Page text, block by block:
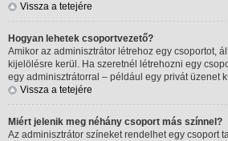
Vissza a tetejére
Hogyan lehetek csoportvezető?
Amikor az adminisztrátor létrehoz egy csoportot,
kijelölésre kerül. Ha szeretnél létrehozni egy
egy adminisztrátorral – például egy privát üzenet
Vissza a tetejére
Miért jelenik meg néhány csoport más színnel?
Az adminisztrátor színeket rendelhet egy csoport